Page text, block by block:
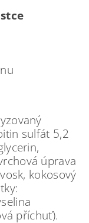
sulfát 5,2
úprava
kokosový
příchuť).